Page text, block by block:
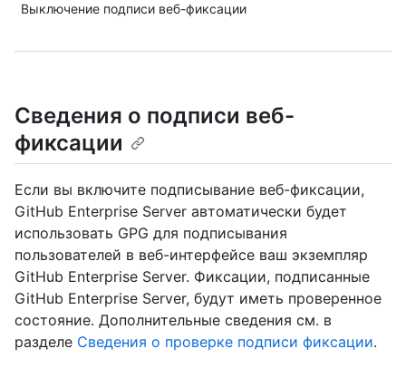
Выключение подписи веб-фиксации
Сведения о подписи веб-
фиксации
Если вы включите подписывание веб-фиксации,
GitHub Enterprise Server автоматически будет
использовать GPG для подписывания
пользователей в веб-интерфейсе ваш экземпляр
GitHub Enterprise Server. Фиксации, подписанные
GitHub Enterprise Server, будут иметь проверенное
состояние. Дополнительные сведения см. в
разделе Сведения о проверке подписи фиксации.